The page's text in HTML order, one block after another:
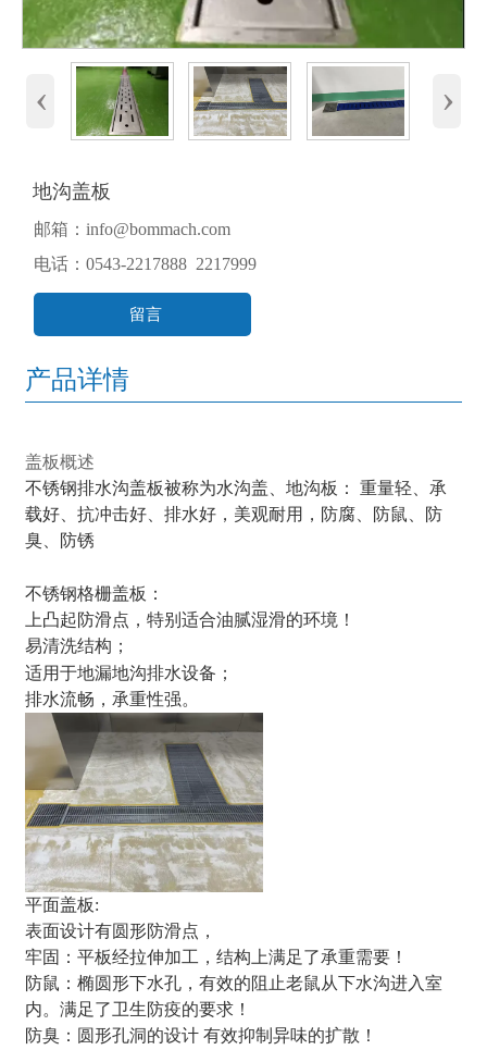
‹ ›
地沟盖板
邮箱：info@bommach.com
电话：0543-2217888 2217999
留言
产品详情
盖板概述
不锈钢排水沟盖板被称为水沟盖、地沟板：
重量轻、承
载好、抗冲击好、排水好，美观耐用，防腐、防鼠、防
臭、防锈
不锈钢格栅盖板：
上凸起防滑点，特别适合油腻湿滑的环境！
易清洗结构；
适用于地漏地沟排水设备；
排水流畅，承重性强。
平面盖板:
表面设计有圆形防滑点，
牢固：平板经拉伸加工，结构上满足了承重需要！
防鼠：椭圆形下水孔，有效的阻止老鼠从下水沟进入室
内。满足了卫生防疫的要求！
防臭：圆形孔洞的设计 有效抑制异味的扩散！